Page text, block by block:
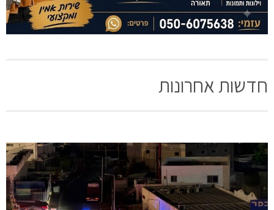
חדשות אחרונות